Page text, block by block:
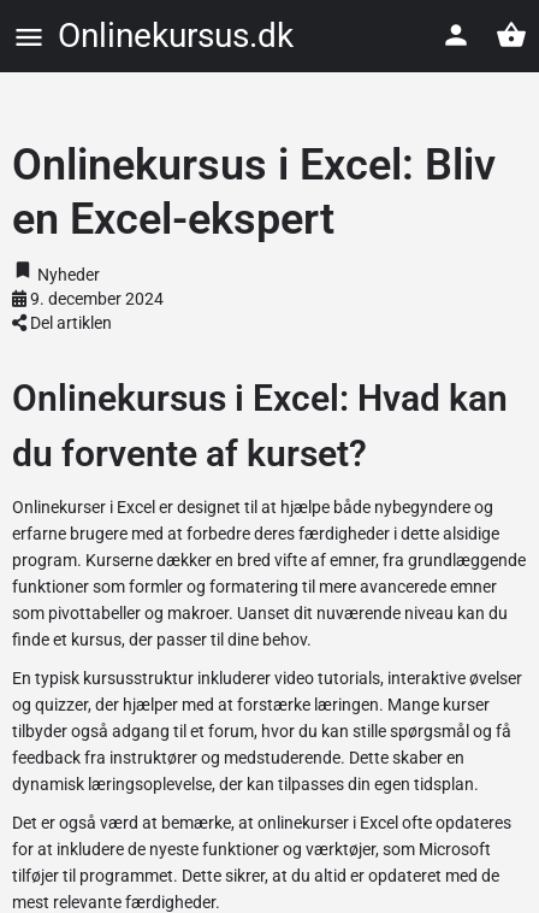
Onlinekursus.dk
Onlinekursus i Excel: Bliv
en Excel-ekspert
Nyheder
9. december 2024
Del artiklen
Onlinekursus i Excel: Hvad kan
du forvente af kurset?
Onlinekurser i Excel er designet til at hjælpe både nybegyndere og
erfarne brugere med at forbedre deres færdigheder i dette alsidige
program. Kurserne dækker en bred vifte af emner, fra grundlæggende
funktioner som formler og formatering til mere avancerede emner
som pivottabeller og makroer. Uanset dit nuværende niveau kan du
finde et kursus, der passer til dine behov.
En typisk kursusstruktur inkluderer video tutorials, interaktive øvelser
og quizzer, der hjælper med at forstærke læringen. Mange kurser
tilbyder også adgang til et forum, hvor du kan stille spørgsmål og få
feedback fra instruktører og medstuderende. Dette skaber en
dynamisk læringsoplevelse, der kan tilpasses din egen tidsplan.
Det er også værd at bemærke, at onlinekurser i Excel ofte opdateres
for at inkludere de nyeste funktioner og værktøjer, som Microsoft
tilføjer til programmet. Dette sikrer, at du altid er opdateret med de
mest relevante færdigheder.